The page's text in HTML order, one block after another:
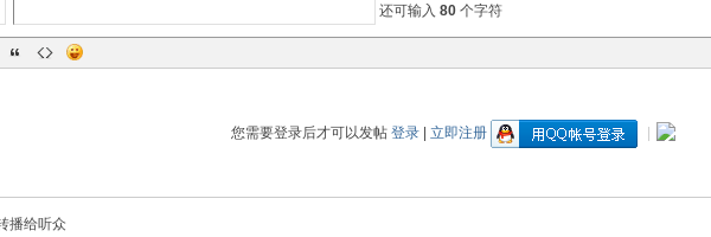
还可输入80 个字符
您需要登录后才可以发帖 登录| 立即注册 |
播给听众